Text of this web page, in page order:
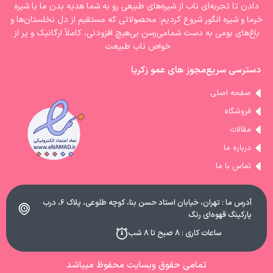
دادن تا تجربه‌ای ناب از شیره‌های طبیعی رو به شما هدیه بدن ما با شیره‌
خرما و شیره انگور شروع کردیم؛ محصولاتی که مستقیم از دل نخلستان‌ها و
باغ‌های بومی به دست شمامی‌رسن بی‌هیچ افزودنی، کاملاً ارگانیک و پر از
خواص ناب طبیعت
دسترسی سریعمجوز های عمو زکریا
صفحه اصلی
فروشگاه
مقالات
درباره ما
تماس با ما
آدرس ما : تهران، خیابان استاد حسن بنا، کوچه طلوعی، پلاک ۶، درب
پارکینگ قهوه‌ای رنگ
ساعات کاری : ۸ صبح تا ۸ شب
تمامی حقوق وبسایت محفوظ میباشد